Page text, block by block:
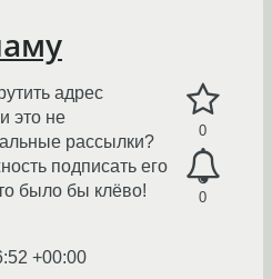
0
0
адрес
это не
рассылки?
подписать его
было бы клёво!
+00:00